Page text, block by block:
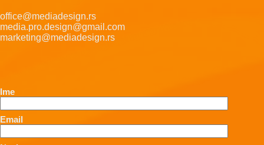
office@mediadesign.rs
media.pro.design@gmail.com
marketing@mediadesign.rs
Ime
Email